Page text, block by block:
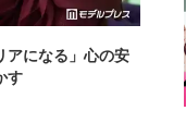
アになる」心の安
す